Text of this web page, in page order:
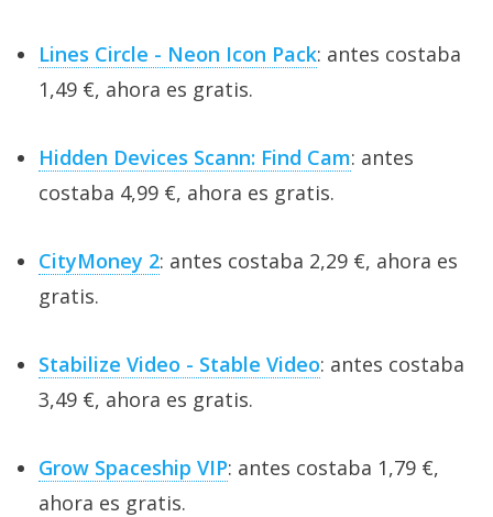
Lines Circle - Neon Icon Pack: antes costaba
1,49 €, ahora es gratis.
Hidden Devices Scann: Find Cam: antes
costaba 4,99 €, ahora es gratis.
CityMoney 2: antes costaba 2,29 €, ahora es
gratis.
Stabilize Video - Stable Video: antes costaba
3,49 €, ahora es gratis.
Grow Spaceship VIP: antes costaba 1,79 €,
ahora es gratis.